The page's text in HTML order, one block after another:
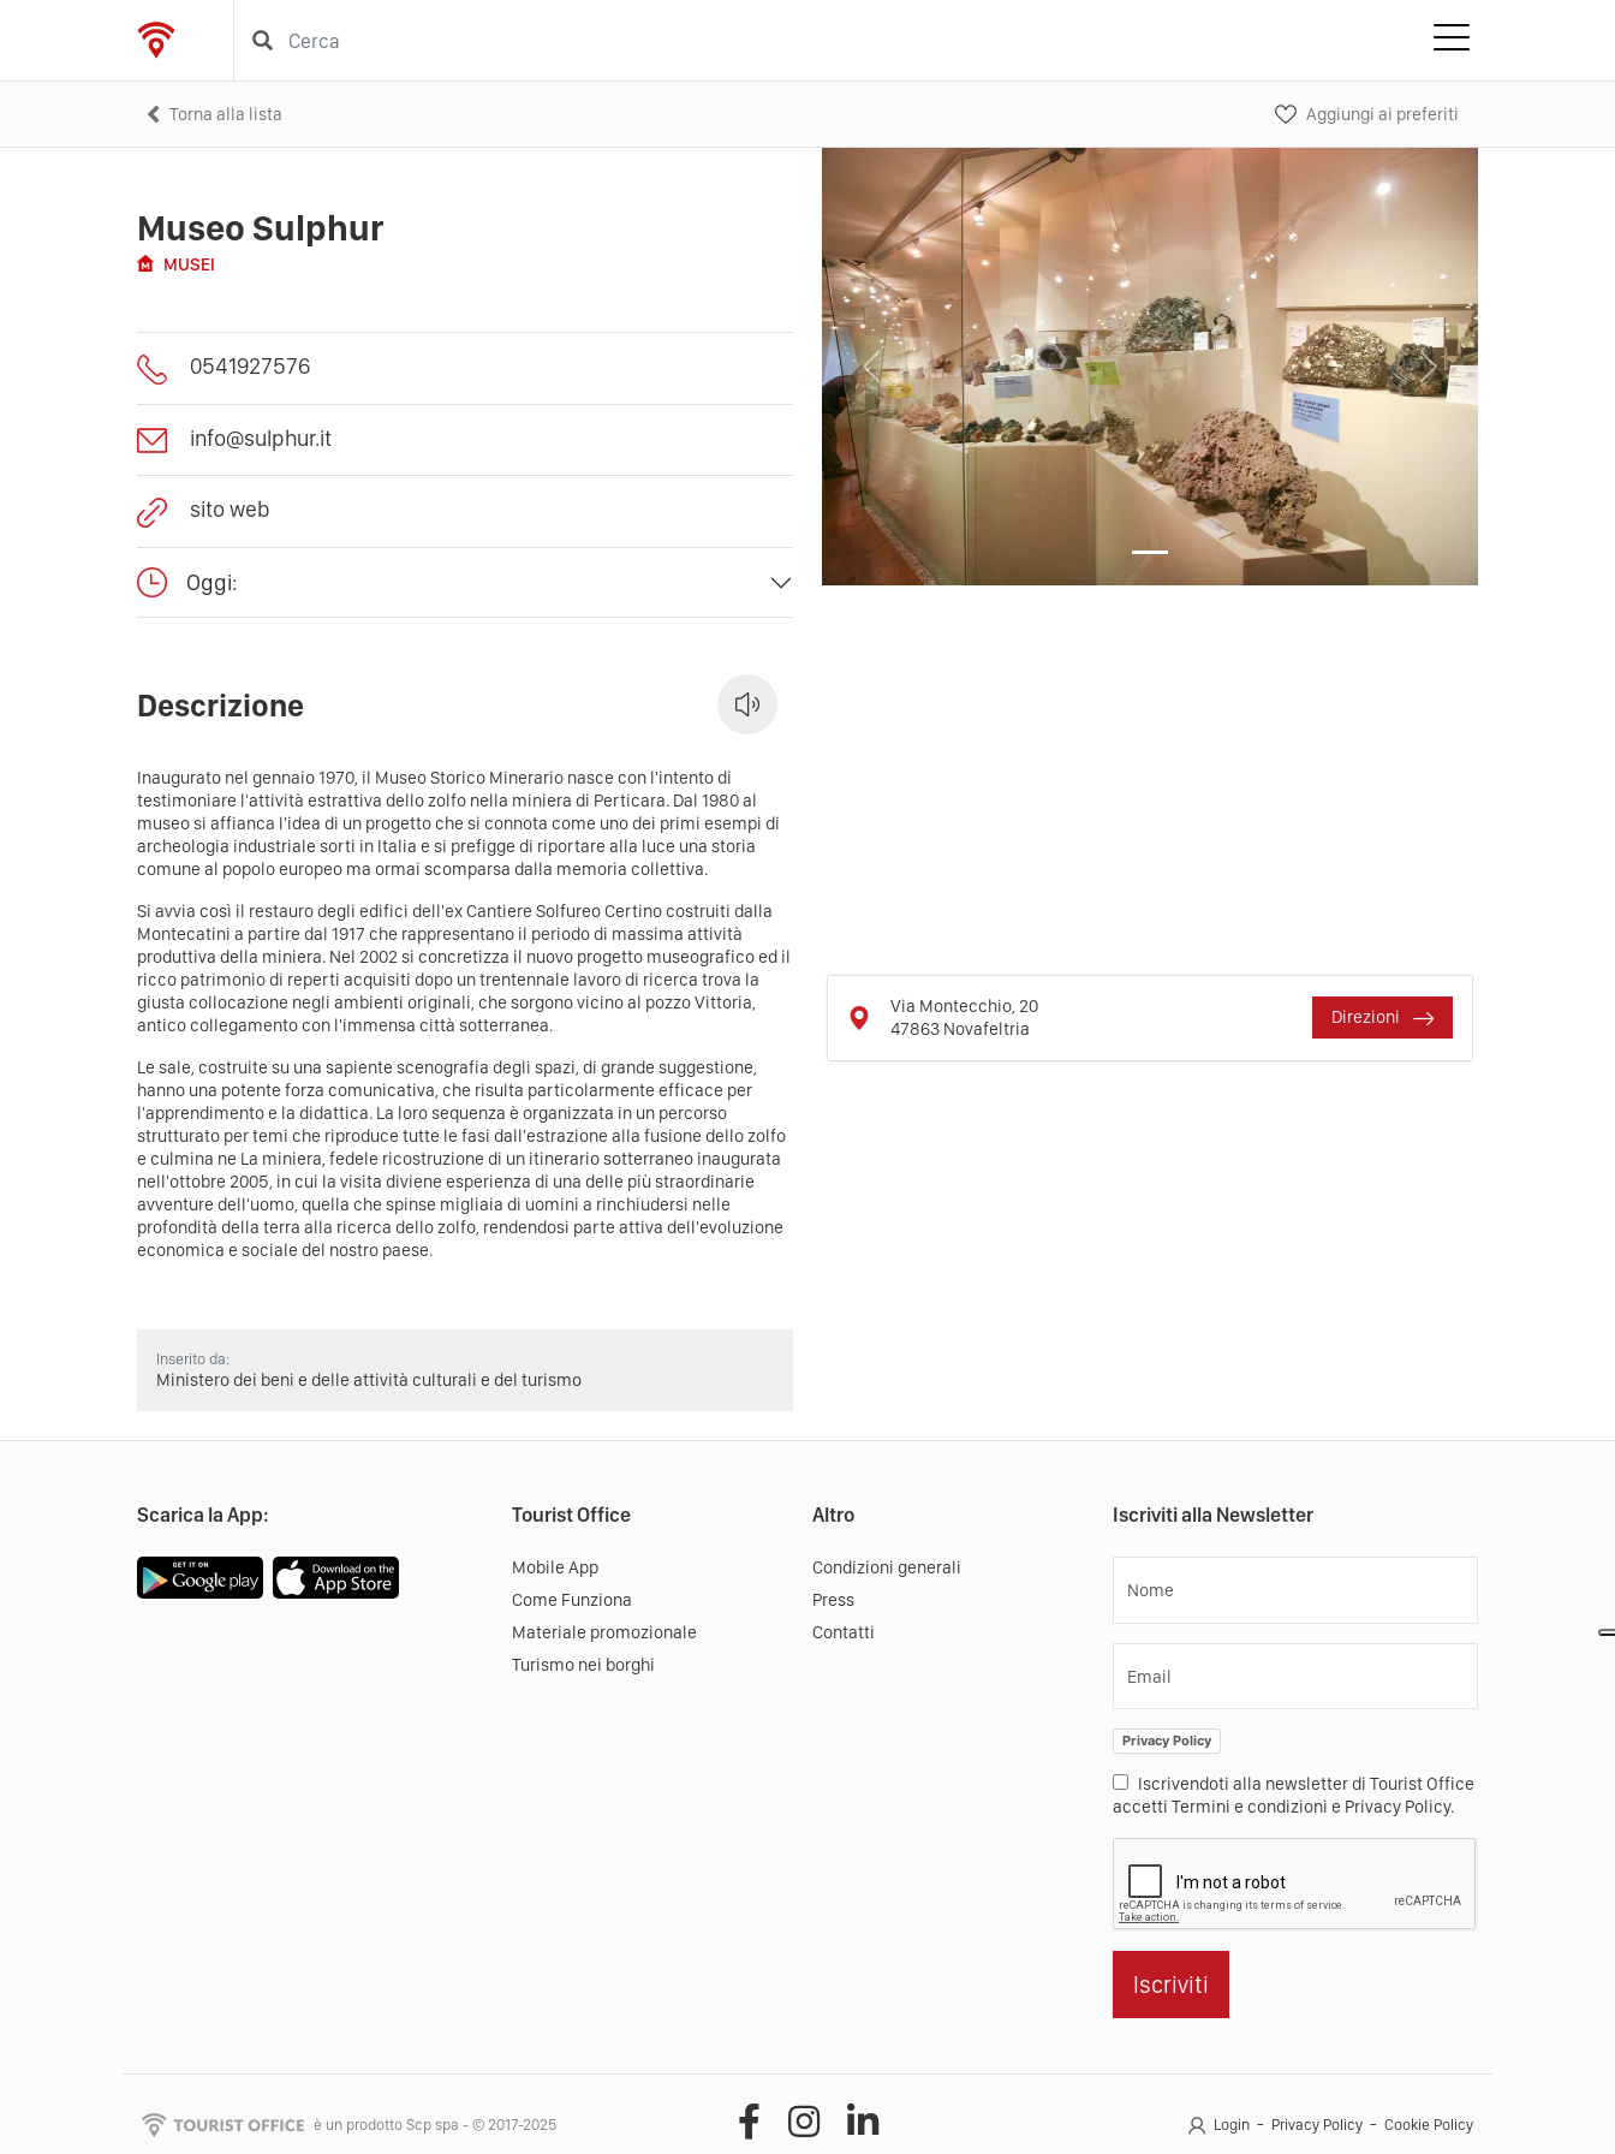
Torna alla lista Aggiungi ai preferiti
Museo Sulphur
MUSEI
0541927576
info@sulphur.it
sito web
Oggi:
Descrizione
Inaugurato nel gennaio 1970, il Museo Storico Minerario nasce con l'intento di
testimoniare l'attività estrattiva dello zolfo nella miniera di Perticara. Dal 1980 al
museo si affianca l'idea di un progetto che si connota come uno dei primi esempi di
archeologia industriale sorti in Italia e si prefigge di riportare alla luce una storia
comune al popolo europeo ma ormai scomparsa dalla memoria collettiva.
Si avvia così il restauro degli edifici dell'ex Cantiere Solfureo Certino costruiti dalla
Montecatini a partire dal 1917 che rappresentano il periodo di massima attività
produttiva della miniera. Nel 2002 si concretizza il nuovo progetto museografico ed il
ricco patrimonio di reperti acquisiti dopo un trentennale lavoro di ricerca trova la
giusta collocazione negli ambienti originali, che sorgono vicino al pozzo Vittoria,
antico collegamento con l'immensa città sotterranea.
Le sale, costruite su una sapiente scenografia degli spazi, di grande suggestione,
hanno una potente forza comunicativa, che risulta particolarmente efficace per
l'apprendimento e la didattica. La loro sequenza è organizzata in un percorso
strutturato per temi che riproduce tutte le fasi dall'estrazione alla fusione dello zolfo
e culmina ne La miniera, fedele ricostruzione di un itinerario sotterraneo inaugurata
nell'ottobre 2005, in cui la visita diviene esperienza di una delle più straordinarie
avventure dell'uomo, quella che spinse migliaia di uomini a rinchiudersi nelle
profondità della terra alla ricerca dello zolfo, rendendosi parte attiva dell'evoluzione
economica e sociale del nostro paese.
Inserito da:
Ministero dei beni e delle attività culturali e del turismo
Previous Next
Via Montecchio, 20
47863 Novafeltria
Direzioni
Scarica la App: Tourist Office
Mobile App
Come Funziona
Materiale promozionale
Turismo nei borghi
Altro
Condizioni generali
Press
Contatti
Iscriviti alla Newsletter
Nome
Email
Privacy Policy
Iscrivendoti alla newsletter di Tourist Office
accetti Termini e condizioni e Privacy Policy.
Iscriviti
Login Privacy Policy Cookie Policy
è un prodotto Scp spa - © 2017-2025